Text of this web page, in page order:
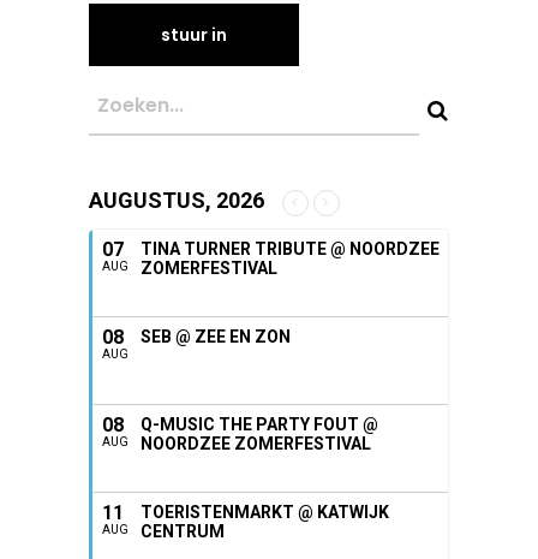
AUGUSTUS, 2026
07
AUG
TINA TURNER TRIBUTE @ NOORDZEE
ZOMERFESTIVAL
08
AUG
SEB @ ZEE EN ZON
08
AUG
Q-MUSIC THE PARTY FOUT @
NOORDZEE ZOMERFESTIVAL
11
AUG
TOERISTENMARKT @ KATWIJK
CENTRUM